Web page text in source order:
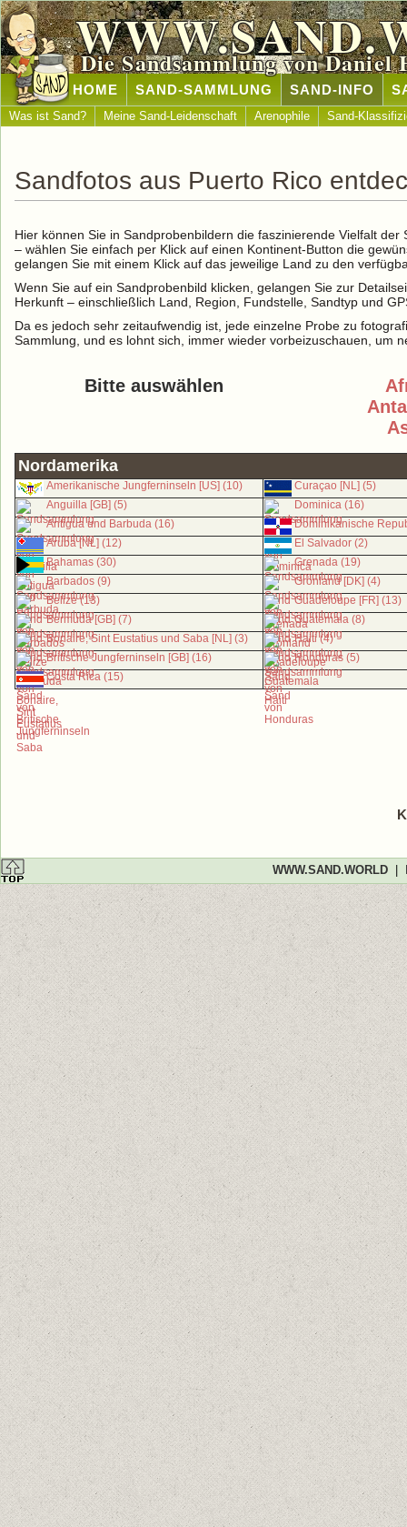
Die Sandsammlung von Daniel
HOME SAND-SAMMLUNG SAND-INFO
Was ist Sand? Meine Sand-Leidenschaft Arenophile Sand-
Sandfotos aus Puerto Rico
Hier können Sie in Sandprobenbildern die faszinierende Vielfalt
– wählen Sie einfach per Klick auf einen Kontinent-Button die
gelangen Sie mit einem Klick auf das jeweilige Land zu den
Wenn Sie auf ein Sandprobenbild klicken, gelangen Sie zur
Herkunft – einschließlich Land, Region, Fundstelle, Sandtyp und
Da es jedoch sehr zeitaufwendig ist, jede einzelne Probe zu
Sammlung, und es lohnt sich, immer wieder vorbeizuschauen, um
Bitte auswählen
Nordamerika
Amerikanische Jungferninseln [US] (10)
Curaçao [NL] (5)
Anguilla [GB] (5)
Dominica (16)
Antigua und Barbuda (16)
Dominikanische
Aruba [NL] (12)
El Salvador (2)
Bahamas (30)
Grenada (19)
Barbados (9)
Grönland [DK] (4)
Belize (13)
Guadeloupe [FR] (13)
Bermuda [GB] (7)
Guatemala (8)
Bonaire, Sint Eustatius und Saba [NL] (3)
Haiti (4)
Britische Jungferninseln [GB] (16)
Honduras (5)
Costa Rica (15)
WWW.SAND.WORLD|